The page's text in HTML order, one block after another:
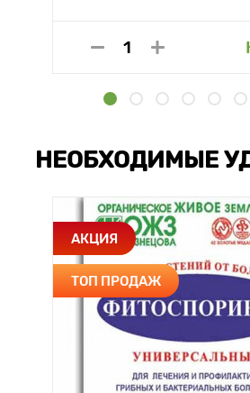
НЕОБХОДИМЫЕ
АКЦИЯ
ТОП ПРОДАЖ